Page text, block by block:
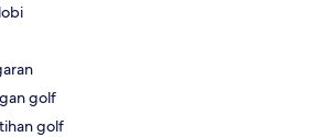
golf
golf